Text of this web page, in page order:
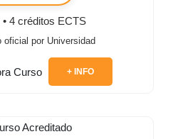
• 4 créditos ECTS
oficial por Universidad
+ INFO